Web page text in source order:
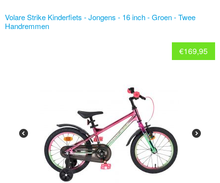
Volare Strike Kinderfiets - Jongens - 16 inch - Groen - Twee
Handremmen
€169,95